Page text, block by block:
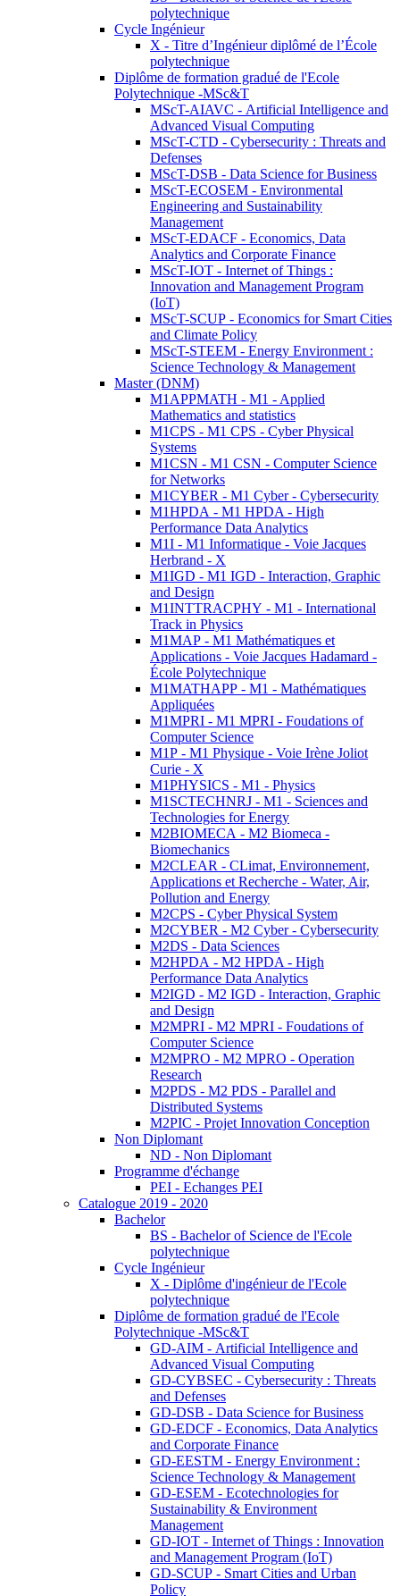
polytechnique
Cycle Ingénieur
X - Titre d’Ingénieur diplômé de l’École
polytechnique
Diplôme de formation gradué de l'Ecole
Polytechnique -MSc&T
MScT-AIAVC - Artificial Intelligence and
Advanced Visual Computing
MScT-CTD - Cybersecurity : Threats and
Defenses
MScT-DSB - Data Science for Business
MScT-ECOSEM - Environmental
Engineering and Sustainability
Management
MScT-EDACF - Economics, Data
Analytics and Corporate Finance
MScT-IOT - Internet of Things :
Innovation and Management Program
(IoT)
MScT-SCUP - Economics for Smart Cities
and Climate Policy
MScT-STEEM - Energy Environment :
Science Technology & Management
Master (DNM)
M1APPMATH - M1 - Applied
Mathematics and statistics
M1CPS - M1 CPS - Cyber Physical
Systems
M1CSN - M1 CSN - Computer Science
for Networks
M1CYBER - M1 Cyber - Cybersecurity
M1HPDA - M1 HPDA - High
Performance Data Analytics
M1I - M1 Informatique - Voie Jacques
Herbrand - X
M1IGD - M1 IGD - Interaction, Graphic
and Design
M1INTTRACPHY - M1 - International
Track in Physics
M1MAP - M1 Mathématiques et
Applications - Voie Jacques Hadamard -
École Polytechnique
M1MATHAPP - M1 - Mathématiques
Appliquées
M1MPRI - M1 MPRI - Foudations of
Computer Science
M1P - M1 Physique - Voie Irène Joliot
Curie - X
M1PHYSICS - M1 - Physics
M1SCTECHNRJ - M1 - Sciences and
Technologies for Energy
M2BIOMECA - M2 Biomeca -
Biomechanics
M2CLEAR - CLimat, Environnement,
Applications et Recherche - Water, Air,
Pollution and Energy
M2CPS - Cyber Physical System
M2CYBER - M2 Cyber - Cybersecurity
M2DS - Data Sciences
M2HPDA - M2 HPDA - High
Performance Data Analytics
M2IGD - M2 IGD - Interaction, Graphic
and Design
M2MPRI - M2 MPRI - Foudations of
Computer Science
M2MPRO - M2 MPRO - Operation
Research
M2PDS - M2 PDS - Parallel and
Distributed Systems
M2PIC - Projet Innovation Conception
Non Diplomant
ND - Non Diplomant
Programme d'échange
PEI - Echanges PEI
Catalogue 2019 - 2020
Bachelor
BS - Bachelor of Science de l'Ecole
polytechnique
Cycle Ingénieur
X - Diplôme d'ingénieur de l'Ecole
polytechnique
Diplôme de formation gradué de l'Ecole
Polytechnique -MSc&T
GD-AIM - Artificial Intelligence and
Advanced Visual Computing
GD-CYBSEC - Cybersecurity : Threats
and Defenses
GD-DSB - Data Science for Business
GD-EDCF - Economics, Data Analytics
and Corporate Finance
GD-EESTM - Energy Environment :
Science Technology & Management
GD-ESEM - Ecotechnologies for
Sustainability & Environment
Management
GD-IOT - Internet of Things : Innovation
and Management Program (IoT)
GD-SCUP - Smart Cities and Urban
Policy